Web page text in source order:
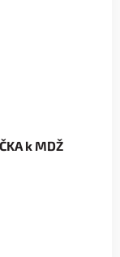
k MDŽ